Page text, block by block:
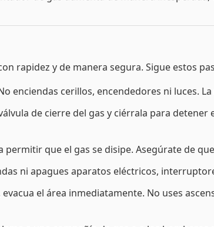
rapidez y de manera segura. Sigue estos
enciendas cerillos, encendedores ni luces.
de cierre del gas y ciérrala para
permitir que el gas se disipe. Asegúrate de
ni apagues aparatos eléctricos,
el área inmediatamente. No uses